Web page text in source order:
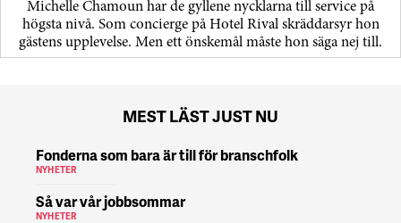
Michelle Chamoun har de gyllene nycklarna till service på
högsta nivå. Som concierge på Hotel Rival skräddarsyr hon
gästens upp­levelse. Men ett önskemål måste hon säga nej till.
MEST LÄST JUST NU
Fonderna som bara är till för branschfolk
NYHETER
Så var vår jobbsommar
NYHETER